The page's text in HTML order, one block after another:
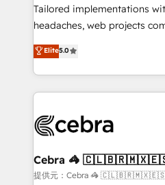
Integrations: Connect
for better adoption. 🔹 Custom Solutions: Build
SOC 2 Type II and ISO
our commitment to data
Tailored implementations
headaches, web projects
house team of certified CRM
developers, designers, and
aspects of your HubSpot. ✨ 400+ global clients ✨
100+ seamless migrations
implementations, and 5,000+
CS: 245% organic growth &
full-funnel HubSpot project
Elite5.0
Cebra 🦓
提供元：Cebra 🦓